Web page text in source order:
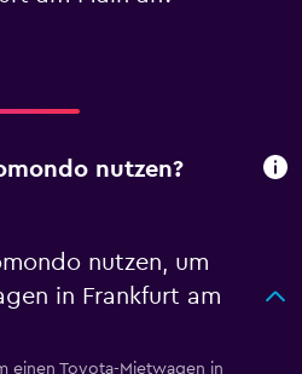
nutzen?
nutzen, um
in Frankfurt am
einen Toyota-Mietwagen in